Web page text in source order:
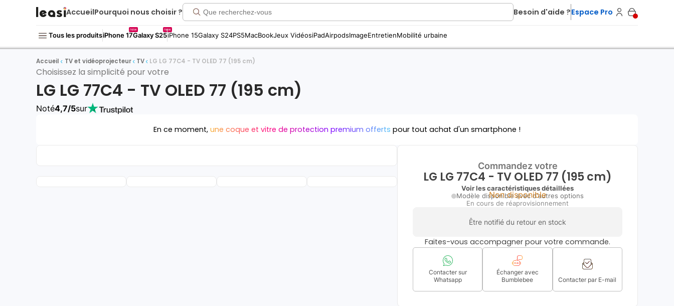
AccueilPourquoi nous choisir ? Besoin d'aide ?Espace Pro
Tous les produitsiPhone 17
new
Galaxy S25
new
iPhone 15Galaxy S24PS5MacBookJeux VidéosiPadAirpodsImageEntretienMobilité urbaine
Accueil TV et vidéoprojecteur TV LG LG 77C4 - TV OLED 77 (195 cm)
Choisissez la simplicité pour votre
LG LG 77C4 - TV OLED 77 (195 cm)
Noté4,7/5sur
En ce moment, une coque et vitre de protection premium offerts pour tout achat d'un smartphone !
Commandez votre
LG LG 77C4 - TV OLED 77 (195 cm)
Voir les caractéristiques détaillées
Modèle disponible avec d'autres options
Non disponible
En cours de réaprovisionnement
Être notifié du retour en stock
Faites-vous accompagner pour votre commande.
Contacter sur
Whatsapp
Échanger avec
Bumblebee
Contacter par E-mail